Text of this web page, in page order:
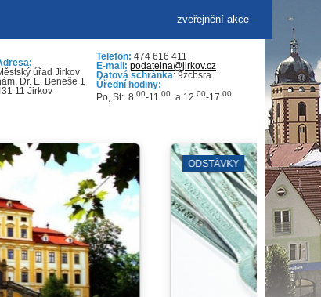
zveřejnění akce
úřad Jirkov
Dr. E. Beneše 1
11 Jirkov
Telefon: 474 616 411
E-mail: podatelna@jirkov.cz
Datová schránka: 9zcbsra
Úřední hodiny:
Po, St: 8 00-11 00 a 12 00-17 00
LEZECKÁ ARÉNA